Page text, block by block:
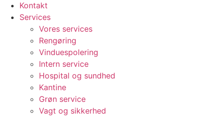
Kontakt
Services
Vores services
Rengøring
Vinduespolering
Intern service
Hospital og sundhed
Kantine
Grøn service
Vagt og sikkerhed